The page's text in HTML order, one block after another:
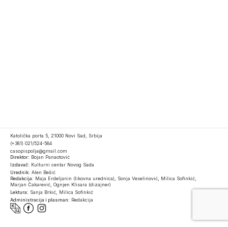
Katolička porta 5, 21000 Novi Sad, Srbija
(+381) 021/524-584
casopispolja@gmail.com
Direktor: Bojan Panaotović
Izdavač: Kulturni centar Novog Sada
Urednik: Alen Bešić
Redakcija: Maja Erdeljanin (likovna urednica), Sonja Veselinović, Milica Sofinkić,
Marjan Čakarević, Ognjen Klisara (dizajner)
Lektura: Sanja Brkić, Milica Sofinkić
Administracija i plasman: Redakcija